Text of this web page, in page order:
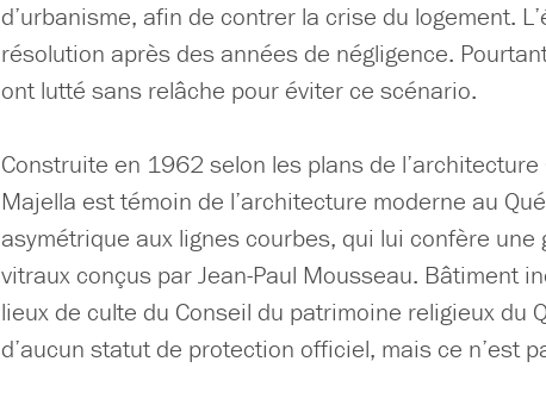
d’urbanisme, afin de contrer la crise du logement.
résolution après des années de négligence.
ont lutté sans relâche pour éviter ce scénario.
Construite en 1962 selon les plans de
Majella est témoin de l’architecture moderne au
asymétrique aux lignes courbes, qui lui confère
vitraux conçus par Jean-Paul Mousseau. Bâtiment
lieux de culte du Conseil du patrimoine religieux du
d’aucun statut de protection officiel, mais ce n’est